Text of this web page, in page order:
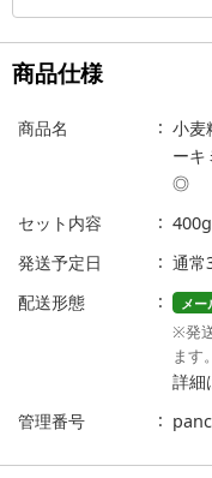
商品仕様
商品名
小麦
ーキ
◎
セット内容
発送予定日
通常
配送形態
メー
※発
ます。
詳細
管理番号